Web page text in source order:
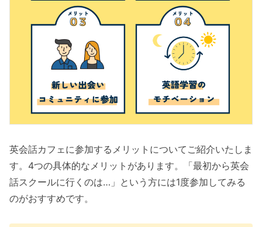
英会話カフェに参加するメリットについてご紹介いたしま
す。4つの具体的なメリットがあります。「最初から英会
話スクールに行くのは…」という方には1度参加してみる
のがおすすめです。